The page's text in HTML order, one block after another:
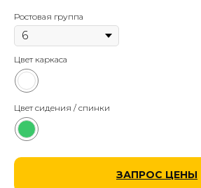
Ростовая группа
Цвет каркаса
Цвет сидения / спинки
ЗАПРОС ЦЕНЫ